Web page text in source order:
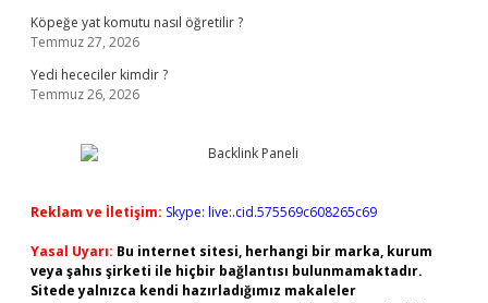
Köpeğe yat komutu nasıl öğretilir ?
Temmuz 27, 2026
Yedi hececiler kimdir ?
Temmuz 26, 2026
Reklam ve İletişim: Skype: live:.cid.575569c608265c69
Yasal Uyarı: Bu internet sitesi, herhangi bir marka, kurum
veya şahıs şirketi ile hiçbir bağlantısı bulunmamaktadır.
Sitede yalnızca kendi hazırladığımız makaleler